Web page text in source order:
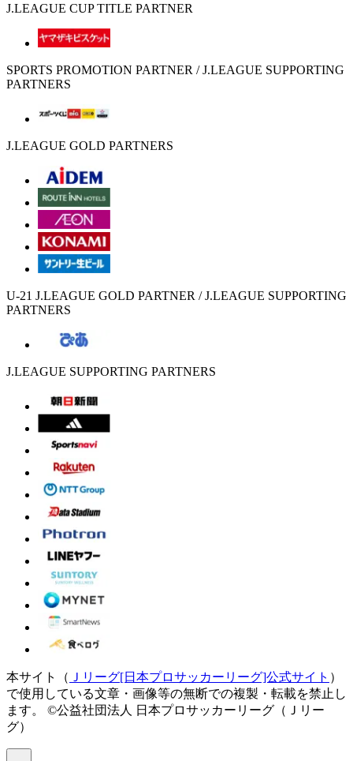
J.LEAGUE CUP TITLE PARTNER
SPORTS PROMOTION PARTNER / J.LEAGUE SUPPORTING
PARTNERS
J.LEAGUE GOLD PARTNERS
U-21 J.LEAGUE GOLD PARTNER / J.LEAGUE SUPPORTING
PARTNERS
J.LEAGUE SUPPORTING PARTNERS
本サイト（ Ｊリーグ[日本プロサッカーリーグ]公式サイト ）
で使用している文章・画像等の無断での複製・転載を禁止し
ます。
©公益社団法人 日本プロサッカーリーグ（Ｊリー
グ）